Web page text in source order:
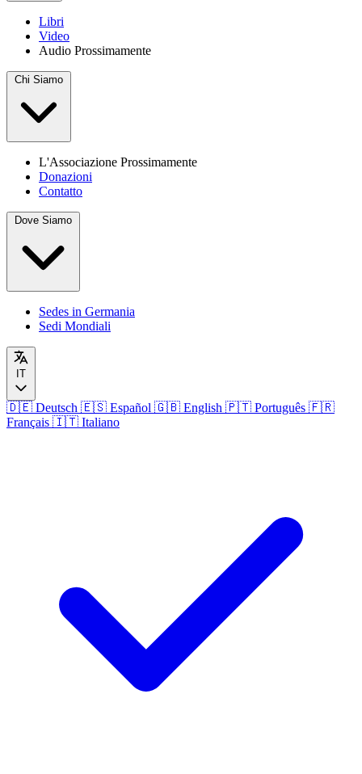
Libri
Video
Audio Prossimamente
Chi Siamo
L'Associazione Prossimamente
Donazioni
Contatto
Dove Siamo
Sedes in Germania
Sedi Mondiali
IT
🇩🇪 Deutsch 🇪🇸 Español 🇬🇧 English 🇵🇹 Português 🇫🇷
Français 🇮🇹 Italiano